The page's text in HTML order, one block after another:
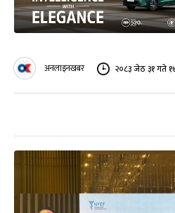
अनलाइनखबर २०८३ जेठ ३१ गते